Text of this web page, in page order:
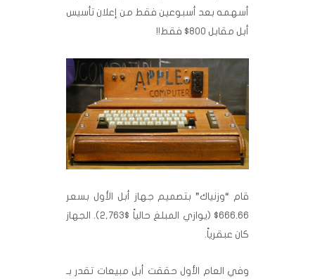
أسهمه بعد أسبوعين فقط من إعلان تأسيس
أبل مقابل 800$ فقط!!
قام “وزنياك” بتصميم جهاز أبل الأول بسعر
666.66$ (يوازي المبلغ حالياً $2,763). الجهاز
كان عبقرياً.
وفي العام الأول حققت أبل مبيعات تقدر بـ